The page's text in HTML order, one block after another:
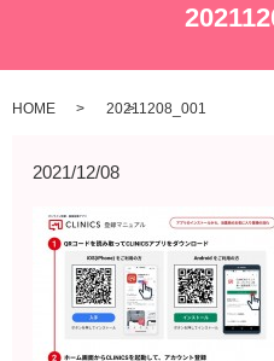
HOME 20211208_001
2021/12/08